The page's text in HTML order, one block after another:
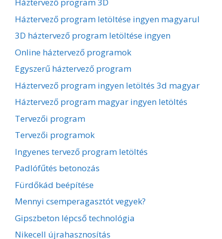
Háztervező program 3D
Háztervező program letöltése ingyen magyarul
3D háztervező program letöltése ingyen
Online háztervező programok
Egyszerű háztervező program
Háztervező program ingyen letöltés 3d magyar
Háztervező program magyar ingyen letöltés
Tervezői program
Tervezői programok
Ingyenes tervező program letöltés
Padlófűtés betonozás
Fürdőkád beépítése
Mennyi csemperagasztót vegyek?
Gipszbeton lépcső technológia
Nikecell újrahasznosítás